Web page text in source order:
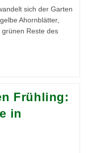
sich der Garten
Ahornblätter,
Reste des
Frühling:
in